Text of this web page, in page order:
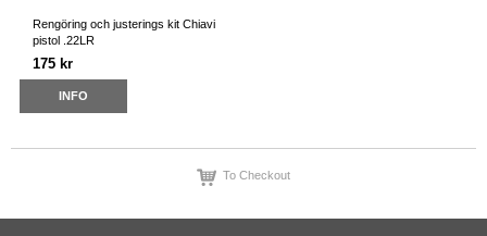
Rengöring och justerings kit Chiavi
pistol .22LR
175 kr
INFO
To Checkout